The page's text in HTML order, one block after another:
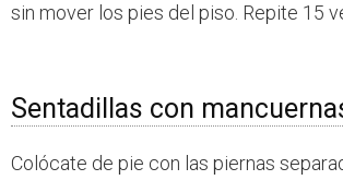
sin mover los pies del piso. Repite 15
Sentadillas con
Colócate de pie con las piernas